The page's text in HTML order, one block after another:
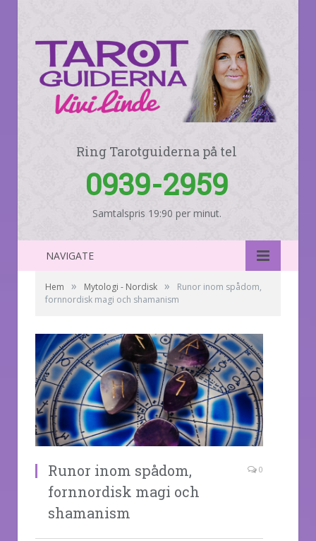
Ring Tarotguiderna på tel
0939-2959
Samtalspris 19:90 per minut.
NAVIGATE
Hem » Mytologi - Nordisk »
Runor inom spådom,
fornnordisk magi och shamanism
Runor inom spådom,
fornnordisk magi och
shamanism
0